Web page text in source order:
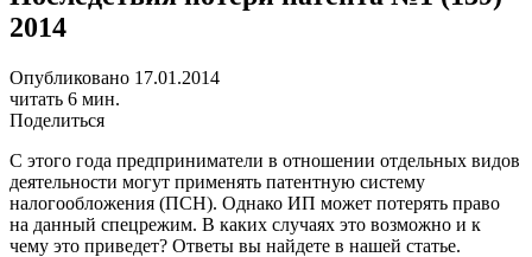
2014
Опубликовано 17.01.2014
читать 6 мин.
Поделиться
С этого года предприниматели в отношении отдельных видов
деятельности могут применять патентную систему
налогообложения (ПСН). Однако ИП может потерять право
на данный спецрежим. В каких случаях это возможно и к
чему это приведет? Ответы вы найдете в нашей статье.